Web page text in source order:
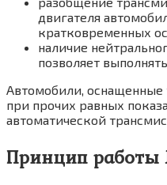
двигателя
кратковременных
наличие
позволяет
Автомобили, оснащенные
при прочих равных
автоматической
Принцип